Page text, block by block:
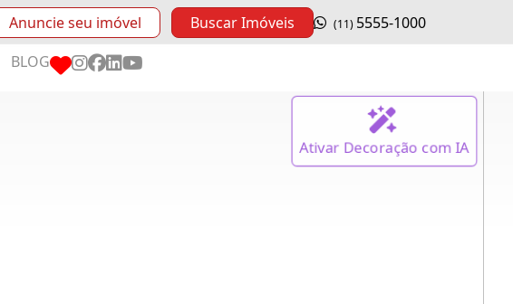
Anuncie seu imóvel Buscar Imóveis (11) 5555-1000
BLOG
Ativar Decoração com IA